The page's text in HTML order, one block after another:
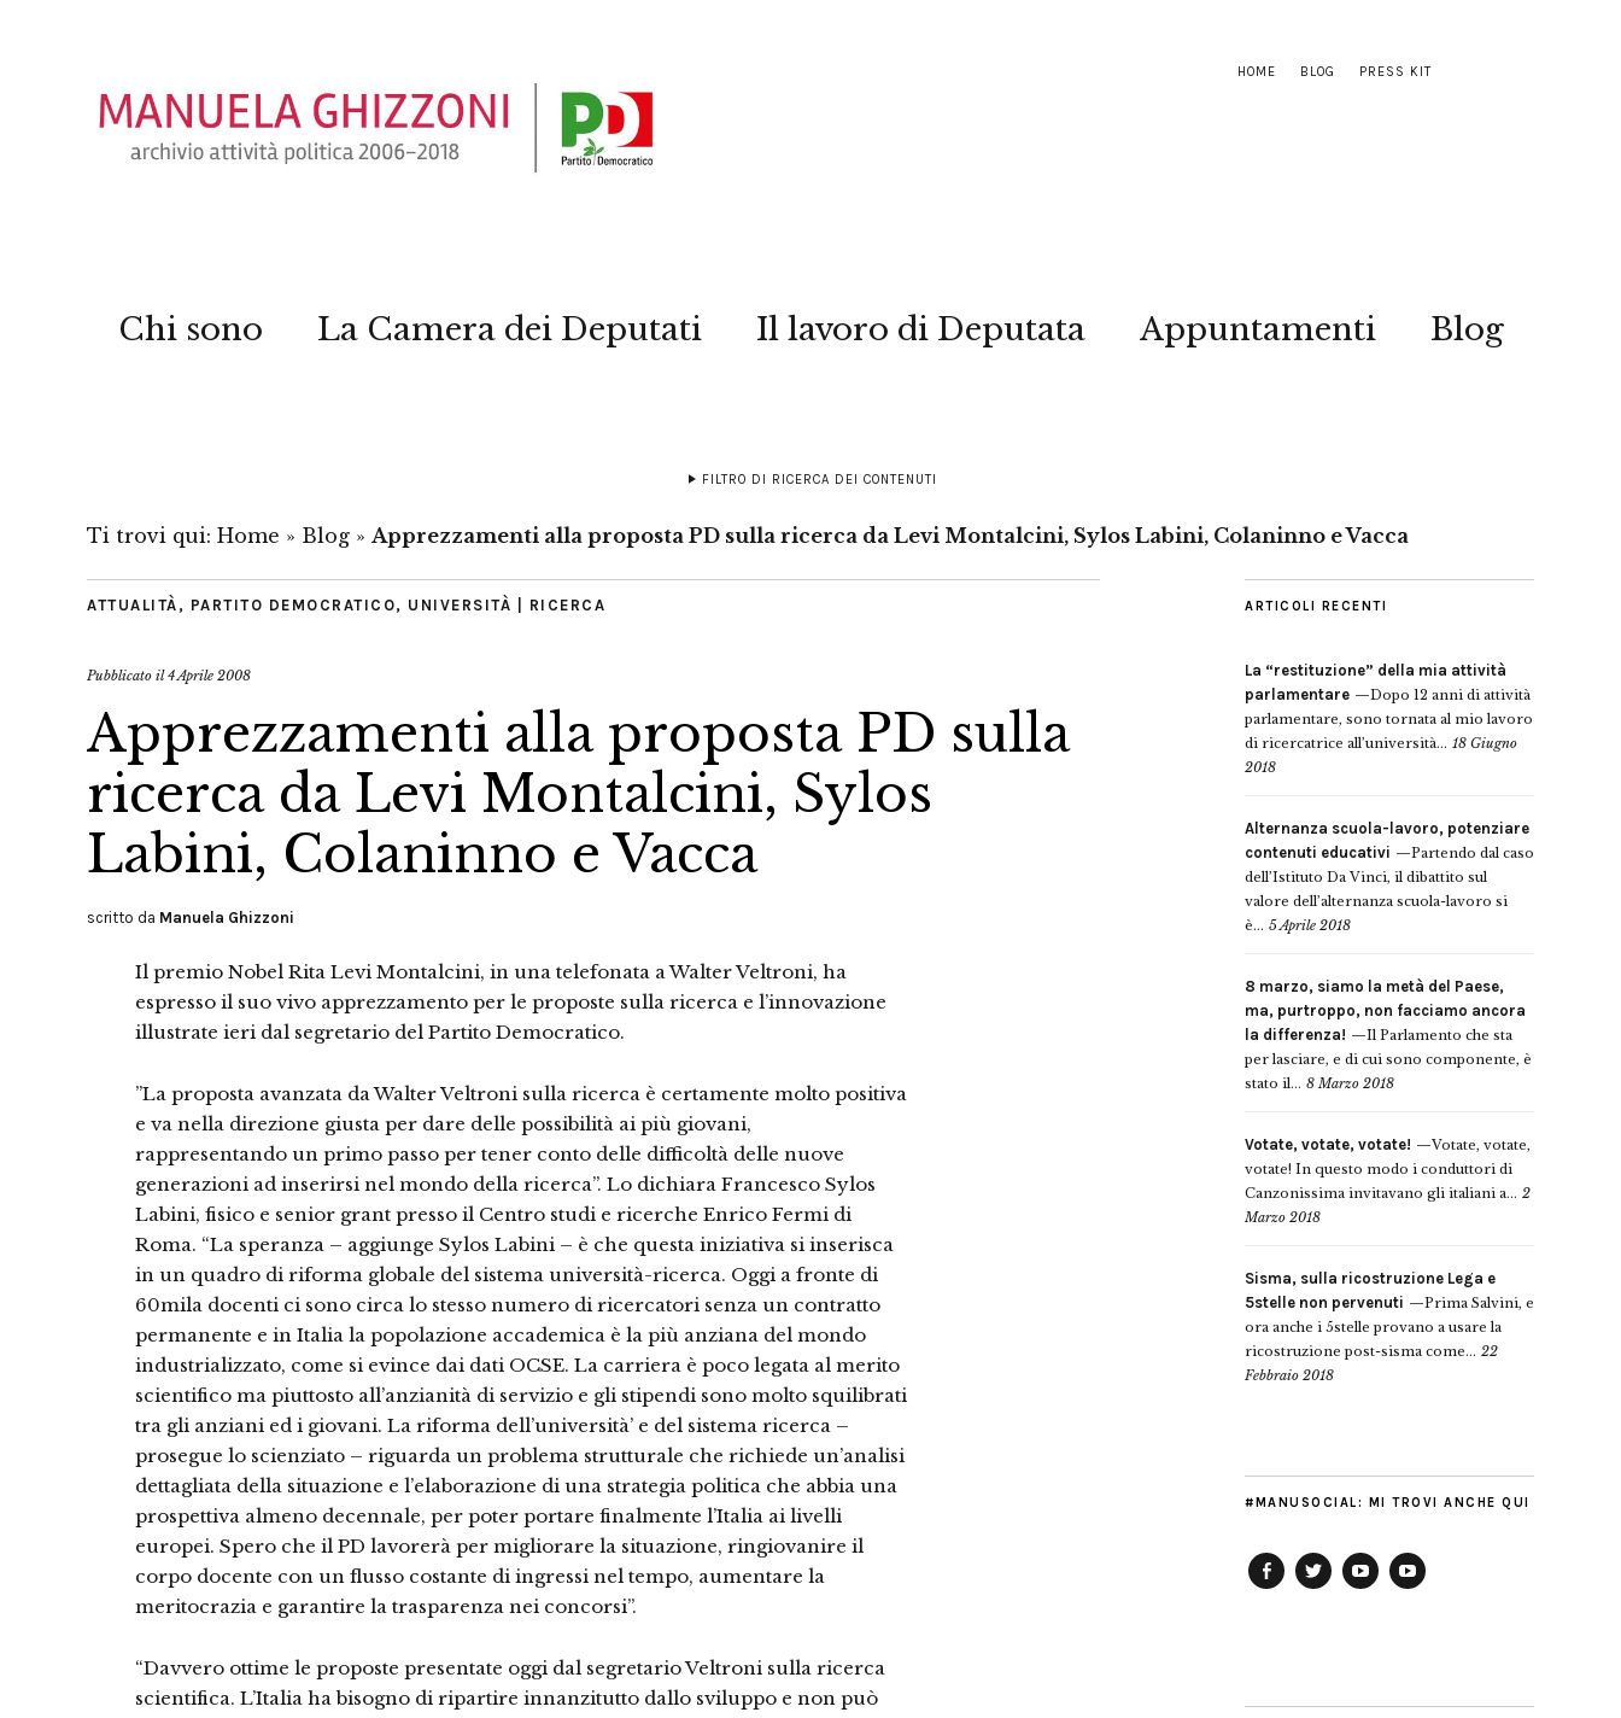
HOME BLOG PRESS KIT
Chi sono La Camera dei Deputati Il lavoro di Deputata Appuntamenti Blog
FILTRO DI RICERCA DEI CONTENUTI
Ti trovi qui: Home » Blog » Apprezzamenti alla proposta PD sulla ricerca da Levi Montalcini, Sylos Labini, Colaninno e Vacca
ATTUALITÀ , PARTITO DEMOCRATICO, UNIVERSITÀ | RICERCA
Pubblicato il4 Aprile 2008
Apprezzamenti alla proposta PD sulla
ricerca da Levi Montalcini, Sylos
Labini, Colaninno e Vacca
scritto da Manuela Ghizzoni
Il premio Nobel Rita Levi Montalcini, in una telefonata a Walter Veltroni, ha
espresso il suo vivo apprezzamento per le proposte sulla ricerca e l’innovazione
illustrate ieri dal segretario del Partito Democratico.
”La proposta avanzata da Walter Veltroni sulla ricerca è certamente molto positiva
e va nella direzione giusta per dare delle possibilità ai più giovani,
rappresentando un primo passo per tener conto delle difficoltà delle nuove
generazioni ad inserirsi nel mondo della ricerca”. Lo dichiara Francesco Sylos
Labini, fisico e senior grant presso il Centro studi e ricerche Enrico Fermi di
Roma. “La speranza – aggiunge Sylos Labini – è che questa iniziativa si inserisca
in un quadro di riforma globale del sistema università-ricerca. Oggi a fronte di
60mila docenti ci sono circa lo stesso numero di ricercatori senza un contratto
permanente e in Italia la popolazione accademica è la più anziana del mondo
industrializzato, come si evince dai dati OCSE. La carriera è poco legata al merito
scientifico ma piuttosto all’anzianità di servizio e gli stipendi sono molto squilibrati
tra gli anziani ed i giovani. La riforma dell’università’ e del sistema ricerca –
prosegue lo scienziato – riguarda un problema strutturale che richiede un’analisi
dettagliata della situazione e l’elaborazione di una strategia politica che abbia una
prospettiva almeno decennale, per poter portare finalmente l’Italia ai livelli
europei. Spero che il PD lavorerà per migliorare la situazione, ringiovanire il
corpo docente con un flusso costante di ingressi nel tempo, aumentare la
meritocrazia e garantire la trasparenza nei concorsi”.
“Davvero ottime le proposte presentate oggi dal segretario Veltroni sulla ricerca
scientifica. L’Italia ha bisogno di ripartire innanzitutto dallo sviluppo e non può
ARTICOLI RECENTI
La “restituzione” della mia attività
parlamentare
Dopo 12 anni di attività
parlamentare, sono tornata al mio lavoro
di ricercatrice all’università... 18 Giugno
2018
Alternanza scuola-lavoro, potenziare
contenuti educativi
Partendo dal caso
dell’Istituto Da Vinci, il dibattito sul
valore dell’alternanza scuola-lavoro si
è... 5 Aprile 2018
8 marzo, siamo la metà del Paese,
ma, purtroppo, non facciamo ancora
la differenza!
Il Parlamento che sta
per lasciare, e di cui sono componente, è
stato il... 8 Marzo 2018
Votate, votate, votate!
Votate, votate,
votate! In questo modo i conduttori di
Canzonissima invitavano gli italiani a... 2
Marzo 2018
Sisma, sulla ricostruzione Lega e
5stelle non pervenuti
Prima Salvini, e
ora anche i 5stelle provano a usare la
ricostruzione post-sisma come... 22
Febbraio 2018
#MANUSOCIAL: MI TROVI ANCHE QUI